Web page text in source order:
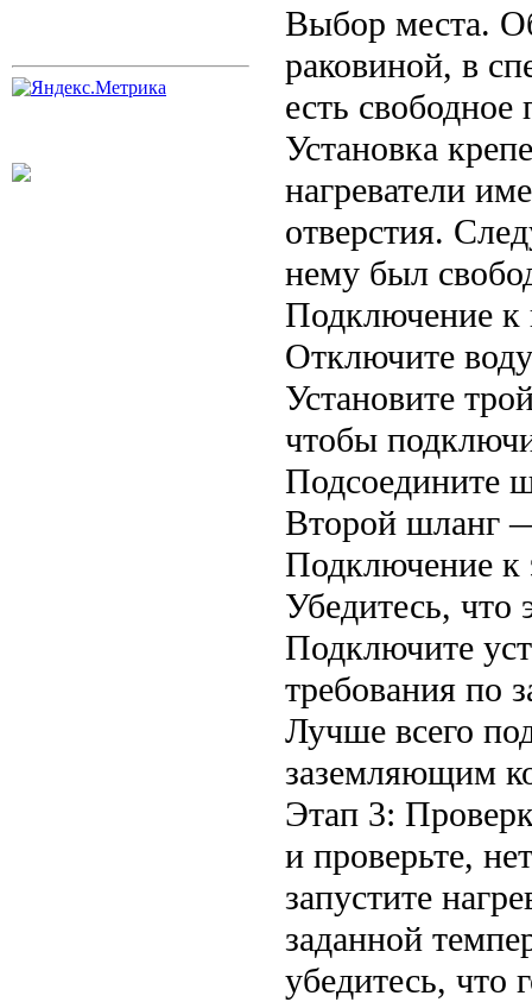
Выбор места.
раковиной, в
есть свободное
Установка
нагреватели
отверстия.
нему был
Подключение к
Отключите
Установите
чтобы
Подсоедините
Второй шланг
Подключение к
Убедитесь, что
Подключите
требования по
Лучше всего
заземляющим
Этап 3:
и проверьте,
запустите
заданной
убедитесь, что